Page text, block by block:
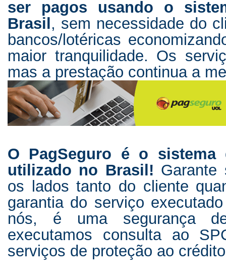
ser pagos usando o
Brasil , sem necessidade do
bancos/lotéricas
maior tranquilidade. Os
mas a prestação continua a
O PagSeguro é o sistema
utilizado no Brasil! Garante
os lados tanto do cliente
garantia do serviço
nós, é uma segurança
executamos consulta ao
serviços de proteção ao